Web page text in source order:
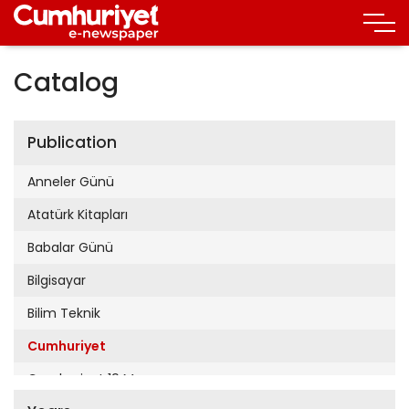
Catalog
Publication
Anneler Günü
Atatürk Kitapları
Babalar Günü
Bilgisayar
Bilim Teknik
Cumhuriyet
Cumhuriyet 19 Mayıs